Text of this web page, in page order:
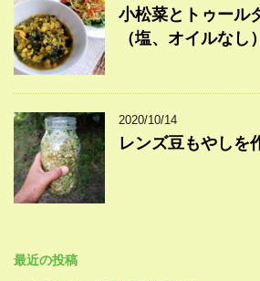
小松菜とトゥール
（塩、オイルなし）
2020/10/14
レンズ豆もやしを
最近の投稿